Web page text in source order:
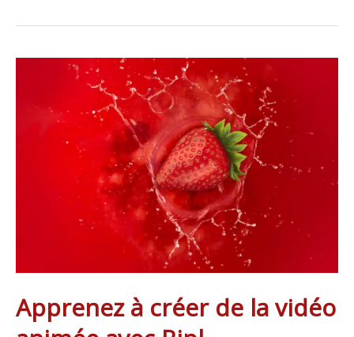
Apprenez à créer de la vidéo
Apprenez
créer